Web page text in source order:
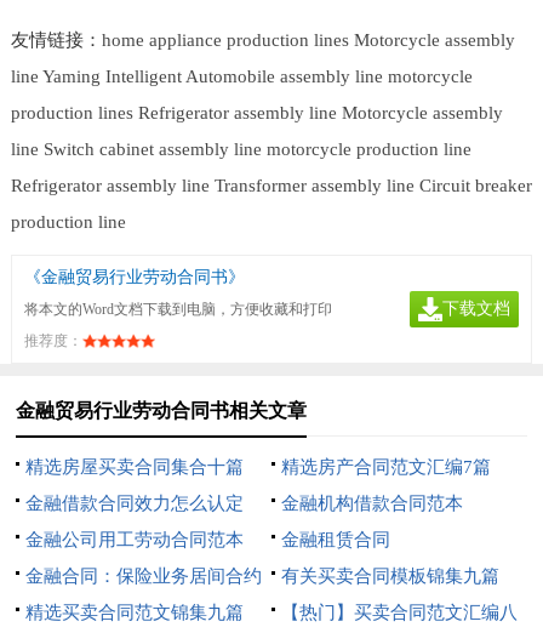
友情链接： home appliance production lines Motorcycle assembly
line Yaming Intelligent Automobile assembly line motorcycle
production lines Refrigerator assembly line Motorcycle assembly
line Switch cabinet assembly line motorcycle production line
Refrigerator assembly line Transformer assembly line Circuit breaker
production line
《金融贸易行业劳动合同书》
将本文的Word文档下载到电脑，方便收藏和打印
推荐度：
下载文档
金融贸易行业劳动合同书相关文章
精选房屋买卖合同集合十篇
精选房产合同范文汇编7篇
金融借款合同效力怎么认定
金融机构借款合同范本
金融公司用工劳动合同范本
金融租赁合同
金融合同：保险业务居间合约
有关买卖合同模板锦集九篇
精选买卖合同范文锦集九篇
【热门】买卖合同范文汇编八